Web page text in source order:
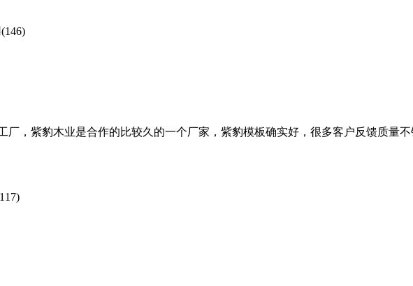
，紫豹木业是合作的比较久的一个厂家，紫豹模板确实好，很多客户反馈质量不